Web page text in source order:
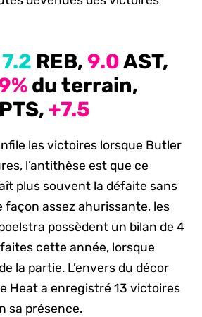
7.2 REB,9.0AST,
du terrain,
+7.5
les victoires lorsque Butler
l’antithèse est que ce
plus souvent la défaite sans
façon assez ahurissante, les
possèdent un bilan de 4
cette année, lorsque
la partie. L’envers du décor
Heat a enregistré 13 victoires
sa présence.